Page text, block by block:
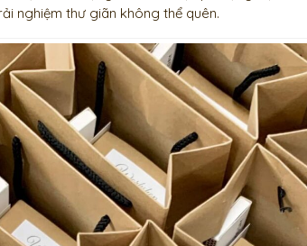
nghiệm thư giãn không thể quên.